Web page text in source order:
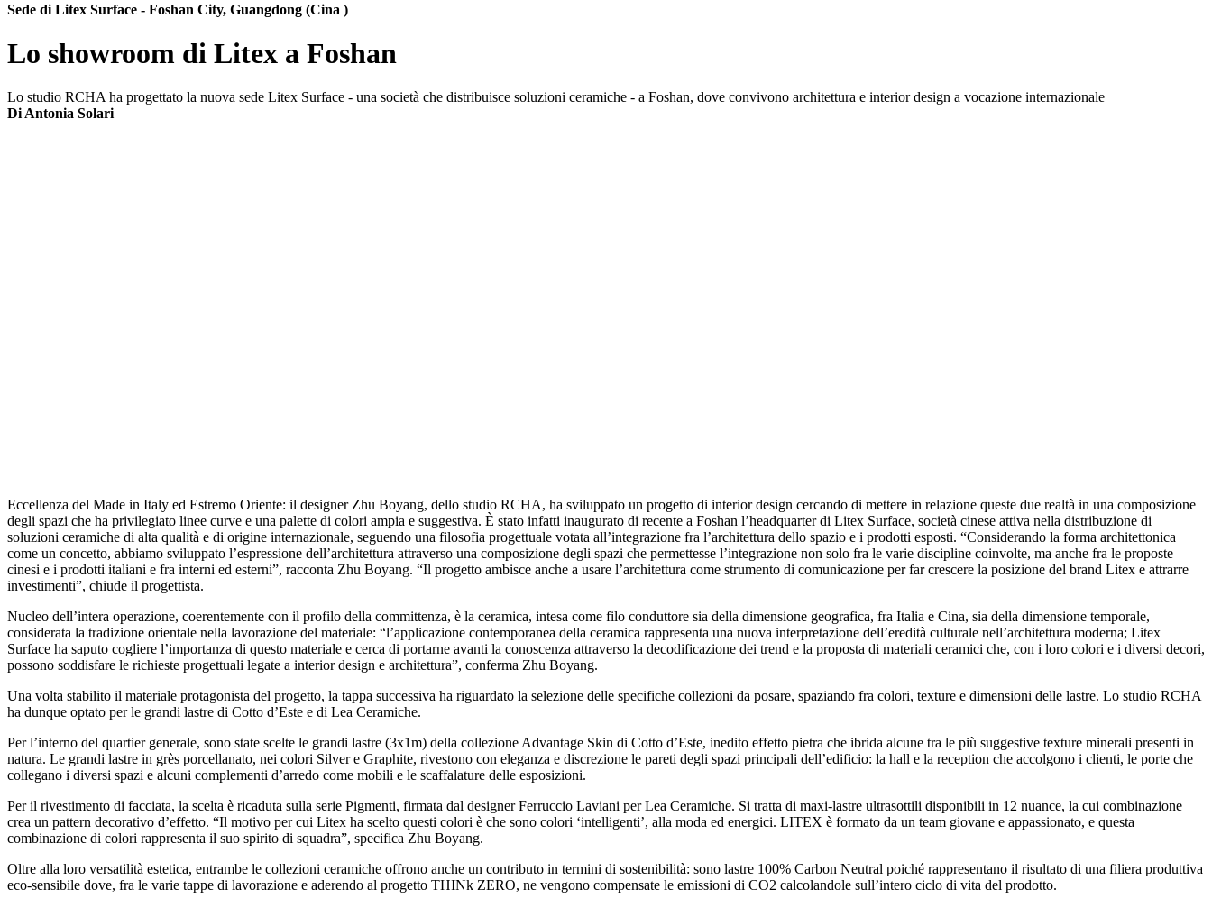
Sede di Litex Surface - Foshan City, Guangdong (Cina )
Lo showroom di Litex a Foshan
Lo studio RCHA ha progettato la nuova sede Litex Surface - una società che distribuisce soluzioni ceramiche - a Foshan, dove convivono architettura e interior design a vocazione internazionale
Di Antonia Solari
Eccellenza del Made in Italy ed Estremo Oriente: il designer Zhu Boyang, dello studio RCHA, ha sviluppato un progetto di interior design cercando di mettere in relazione queste due realtà in una composizione
degli spazi che ha privilegiato linee curve e una palette di colori ampia e suggestiva. È stato infatti inaugurato di recente a Foshan l’headquarter di Litex Surface, società cinese attiva nella distribuzione di
soluzioni ceramiche di alta qualità e di origine internazionale, seguendo una filosofia progettuale votata all’integrazione fra l’architettura dello spazio e i prodotti esposti. “Considerando la forma architettonica
come un concetto, abbiamo sviluppato l’espressione dell’architettura attraverso una composizione degli spazi che permettesse l’integrazione non solo fra le varie discipline coinvolte, ma anche fra le proposte
cinesi e i prodotti italiani e fra interni ed esterni”, racconta Zhu Boyang. “Il progetto ambisce anche a usare l’architettura come strumento di comunicazione per far crescere la posizione del brand Litex e attrarre
investimenti”, chiude il progettista.
Nucleo dell’intera operazione, coerentemente con il profilo della committenza, è la ceramica, intesa come filo conduttore sia della dimensione geografica, fra Italia e Cina, sia della dimensione temporale,
considerata la tradizione orientale nella lavorazione del materiale: “l’applicazione contemporanea della ceramica rappresenta una nuova interpretazione dell’eredità culturale nell’architettura moderna; Litex
Surface ha saputo cogliere l’importanza di questo materiale e cerca di portarne avanti la conoscenza attraverso la decodificazione dei trend e la proposta di materiali ceramici che, con i loro colori e i diversi decori,
possono soddisfare le richieste progettuali legate a interior design e architettura”, conferma Zhu Boyang.
Una volta stabilito il materiale protagonista del progetto, la tappa successiva ha riguardato la selezione delle specifiche collezioni da posare, spaziando fra colori, texture e dimensioni delle lastre. Lo studio RCHA
ha dunque optato per le grandi lastre di Cotto d’Este e di Lea Ceramiche.
Per l’interno del quartier generale, sono state scelte le grandi lastre (3x1m) della collezione Advantage Skin di Cotto d’Este, inedito effetto pietra che ibrida alcune tra le più suggestive texture minerali presenti in
natura. Le grandi lastre in grès porcellanato, nei colori Silver e Graphite, rivestono con eleganza e discrezione le pareti degli spazi principali dell’edificio: la hall e la reception che accolgono i clienti, le porte che
collegano i diversi spazi e alcuni complementi d’arredo come mobili e le scaffalature delle esposizioni.
Per il rivestimento di facciata, la scelta è ricaduta sulla serie Pigmenti, firmata dal designer Ferruccio Laviani per Lea Ceramiche. Si tratta di maxi-lastre ultrasottili disponibili in 12 nuance, la cui combinazione
crea un pattern decorativo d’effetto. “Il motivo per cui Litex ha scelto questi colori è che sono colori ‘intelligenti’, alla moda ed energici. LITEX è formato da un team giovane e appassionato, e questa
combinazione di colori rappresenta il suo spirito di squadra”, specifica Zhu Boyang.
Oltre alla loro versatilità estetica, entrambe le collezioni ceramiche offrono anche un contributo in termini di sostenibilità: sono lastre 100% Carbon Neutral poiché rappresentano il risultato di una filiera produttiva
eco-sensibile dove, fra le varie tappe di lavorazione e aderendo al progetto THINk ZERO, ne vengono compensate le emissioni di CO2 calcolandole sull’intero ciclo di vita del prodotto.